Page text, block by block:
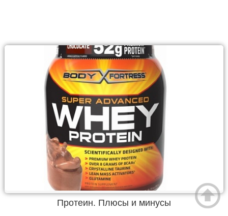
Протеин. Плюсы и минусы